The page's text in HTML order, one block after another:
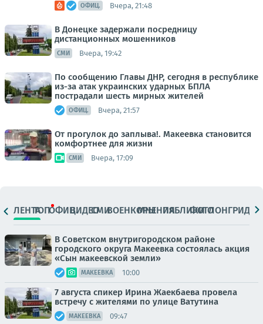
ОФИЦ. Вчера, 21:48
В Донецке задержали посредницу
дистанционных мошенников
СМИ Вчера, 19:42
По сообщению Главы ДНР, сегодня в республике
из-за атак украинских ударных БПЛА
пострадали шесть мирных жителей
ОФИЦ. Вчера, 21:57
От прогулок до заплыва!. Макеевка становится
комфортнее для жизни
СМИ Вчера, 17:09
ЛЕНТАТОПОФИЦ.ВИДЕОСМИВОЕНКОРЫМНЕНИЯПАБЛИКИ
ФОТОЛОНГРИДЫ
В Советском внутригородском районе
городского округа Макеевка состоялась акция
«Сын макеевской земли»
МАКЕЕВКА 10:00
7 августа спикер Ирина Жаекбаева провела
встречу с жителями по улице Ватутина
МАКЕЕВКА 09:47